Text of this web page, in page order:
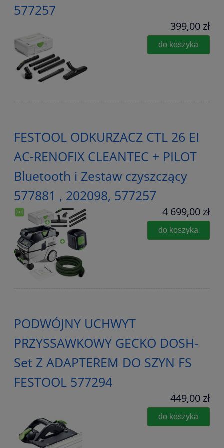
577257
399,00 zł
do koszyka
FESTOOL ODKURZACZ CTL 26 EI
AC-RENOFIX CLEANTEC + PILOT
Bluetooth i Zestaw czyszczący
577881 , 202098, 577257
4 699,00 zł
do koszyka
PODWÓJNY UCHWYT
PRZYSSAWKOWY GECKO DOSH-
Set Z ADAPTEREM DO SZYN FS
FESTOOL 577294
449,00 zł
do koszyka